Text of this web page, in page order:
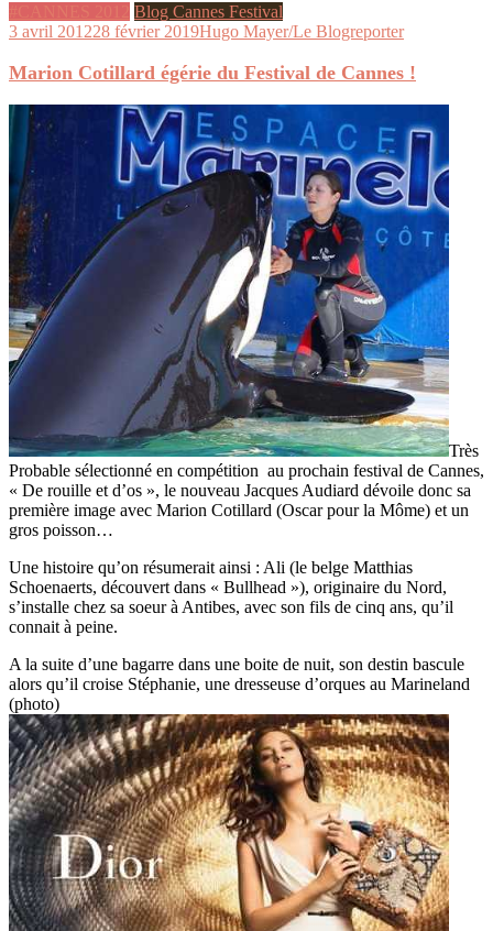
#CANNES 2012
Blog Cannes Festival
3 avril 201228 février 2019Hugo Mayer/Le Blogreporter
Marion Cotillard égérie du Festival de Cannes !
Très
Probable sélectionné en compétition au prochain festival de Cannes,
« De rouille et d’os », le nouveau Jacques Audiard dévoile donc sa
première image avec Marion Cotillard (Oscar pour la Môme) et un
gros poisson…
Une histoire qu’on résumerait ainsi : Ali (le belge Matthias
Schoenaerts, découvert dans « Bullhead »), originaire du Nord,
s’installe chez sa soeur à Antibes, avec son fils de cinq ans, qu’il
connait à peine.
A la suite d’une bagarre dans une boite de nuit, son destin bascule
alors qu’il croise Stéphanie, une dresseuse d’orques au Marineland
(photo)